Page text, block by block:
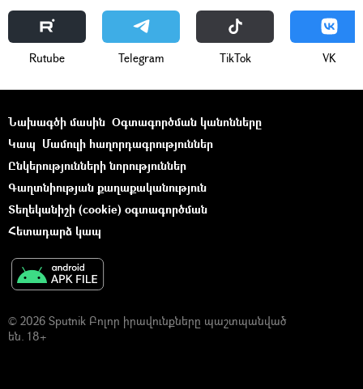
Rutube Telegram ТikТоk VK
Նախագծի մասին Օգտագործման կանոնները
Կապ Մամուլի հաղորդագրություններ
Ընկերությունների նորություններ
Գաղտնիության քաղաքականություն
Տեղեկանիշի (cookie) օգտագործման
Հետադարձ կապ
© 2026 Sputnik Բոլոր իրավունքները պաշտպանված
են. 18+